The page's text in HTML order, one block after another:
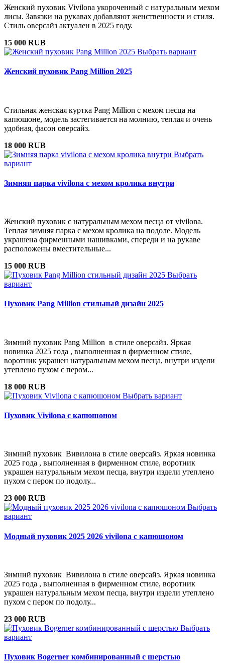
Женский пуховик Vivilona укороченный с натуральным мехом
лисы. Завязки на рукавах добавляют женственности и стиля.
Стиль оверсайз актуален в 2025 году.
15 000 RUB
Выбрать вариант
Женский пуховик Pang Million 2025
Стильная женская куртка Pang Million с мехом песца на
капюшоне, модель застегивается на молнию, теплая и очень
удобная, фасон оверсайз.
18 000 RUB
Выбрать
вариант
Зимняя парка vivilona с мехом кролика внутри
Женский пуховик с натуральным мехом песца от vivilona.
Теплая зимняя парка с мехом кролика на подоле. Модель
украшена фирменными нашивками, спереди и на рукаве
расположены вместительные...
15 000 RUB
Выбрать
вариант
Пуховик Pang Million стильный дизайн 2025
Зимний пуховик Pang Million в стиле оверсайз. Яркая
новинка 2025 года , выполненная в фирменном стиле,
воротник украшен натуральным мехом песца, внутри издели
утеплено пухом с пером...
18 000 RUB
Выбрать вариант
Пуховик Vivilona с капюшоном
Зимний пуховик Вивилона в стиле оверсайз. Яркая новинка
2025 года , выполненная в фирменном стиле, воротник
украшен натуральным мехом песца, внутри издели утеплено
пухом с пером по подолу...
23 000 RUB
Выбрать
вариант
Модный пуховик 2025 2026 vivilona с капюшоном
Зимний пуховик Вивилона в стиле оверсайз. Яркая новинка
2025 года , выполненная в фирменном стиле, воротник
украшен натуральным мехом песца, внутри издели утеплено
пухом с пером по подолу...
23 000 RUB
Выбрать
вариант
Пуховик Bogerner комбинированный с шерстью